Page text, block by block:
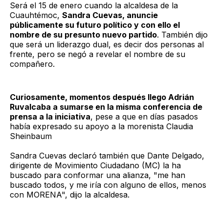
Será el 15 de enero cuando la alcaldesa de la
Cuauhtémoc, Sandra Cuevas, anuncie
públicamente su futuro político y con ello el
nombre de su presunto nuevo partido. También dijo
que será un liderazgo dual, es decir dos personas al
frente, pero se negó a revelar el nombre de su
compañero.
Curiosamente, momentos después llego Adrián
Ruvalcaba a sumarse en la misma conferencia de
prensa a la iniciativa, pese a que en días pasados
había expresado su apoyo a la morenista Claudia
Sheinbaum
Sandra Cuevas declaró también que Dante Delgado,
dirigente de Movimiento Ciudadano (MC) la ha
buscado para conformar una alianza, "me han
buscado todos, y me iría con alguno de ellos, menos
con MORENA", dijo la alcaldesa.